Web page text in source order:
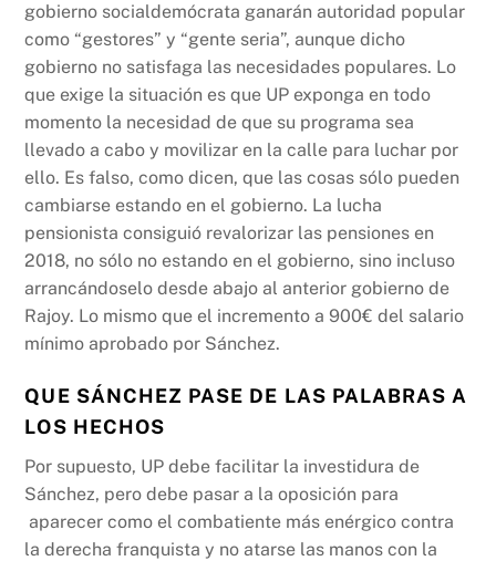
gobierno socialdemócrata ganarán autoridad popular
como “gestores” y “gente seria”, aunque dicho
gobierno no satisfaga las necesidades populares. Lo
que exige la situación es que UP exponga en todo
momento la necesidad de que su programa sea
llevado a cabo y movilizar en la calle para luchar por
ello. Es falso, como dicen, que las cosas sólo pueden
cambiarse estando en el gobierno. La lucha
pensionista consiguió revalorizar las pensiones en
2018, no sólo no estando en el gobierno, sino incluso
arrancándoselo desde abajo al anterior gobierno de
Rajoy. Lo mismo que el incremento a 900€ del salario
mínimo aprobado por Sánchez.
QUE SÁNCHEZ PASE DE LAS PALABRAS A
LOS HECHOS
Por supuesto, UP debe facilitar la investidura de
Sánchez, pero debe pasar a la oposición para
aparecer como el combatiente más enérgico contra
la derecha franquista y no atarse las manos con la